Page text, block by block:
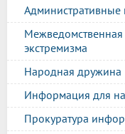
Административные
экстремизма
Народная дружина
Информация для
Прокуратура